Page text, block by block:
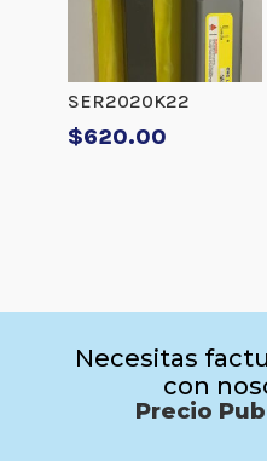
SER2020K22
$620.00
Necesitas
con
Precio